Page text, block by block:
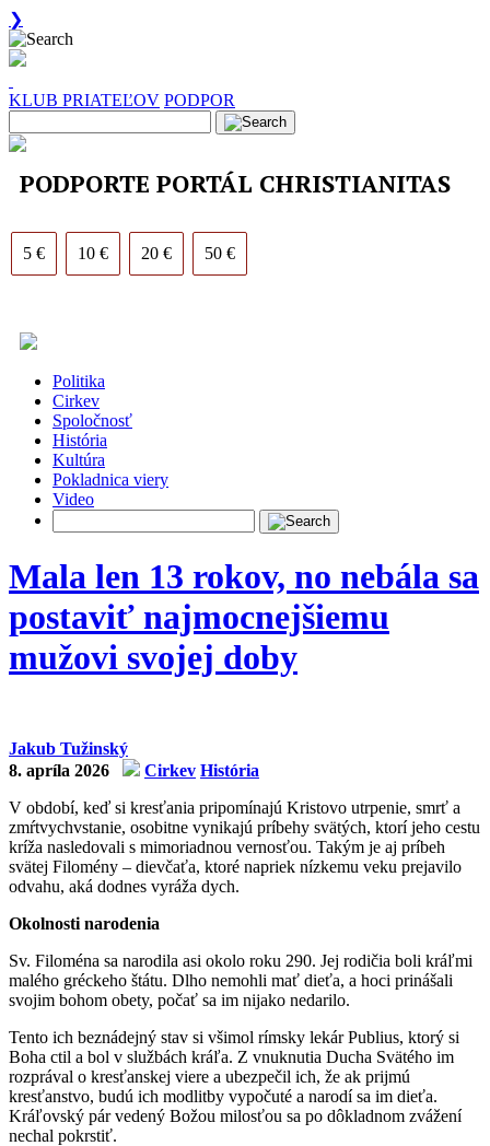
❯
KLUB PRIATEĽOV PODPOR
PODPORTE PORTÁL CHRISTIANITAS
5 € 10 € 20 € 50 €
Politika
Cirkev
Spoločnosť
História
Kultúra
Pokladnica viery
Video
Mala len 13 rokov, no nebála sa
postaviť najmocnejšiemu
mužovi svojej doby
Jakub Tužinský
8. apríla 2026
Cirkev História
V období, keď si kresťania pripomínajú Kristovo utrpenie, smrť a
zmŕtvychvstanie, osobitne vynikajú príbehy svätých, ktorí jeho cestu
kríža nasledovali s mimoriadnou vernosťou. Takým je aj príbeh
svätej Filomény – dievčaťa, ktoré napriek nízkemu veku prejavilo
odvahu, aká dodnes vyráža dych.
Okolnosti narodenia
Sv. Filoména sa narodila asi okolo roku 290. Jej rodičia boli kráľmi
malého gréckeho štátu. Dlho nemohli mať dieťa, a hoci prinášali
svojim bohom obety, počať sa im nijako nedarilo.
Tento ich beznádejný stav si všimol rímsky lekár Publius, ktorý si
Boha ctil a bol v službách kráľa. Z vnuknutia Ducha Svätého im
rozprával o kresťanskej viere a ubezpečil ich, že ak prijmú
kresťanstvo, budú ich modlitby vypočuté a narodí sa im dieťa.
Kráľovský pár vedený Božou milosťou sa po dôkladnom zvážení
nechal pokrstiť.